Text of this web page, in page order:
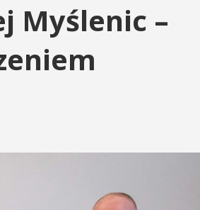
Myślenic –